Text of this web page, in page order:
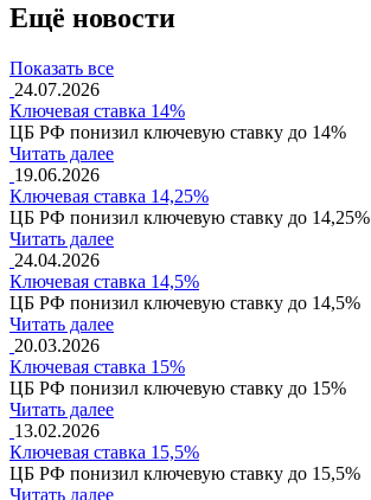
Ещё новости
Показать все
24.07.2026
Ключевая ставка 14%
ЦБ РФ понизил ключевую ставку до 14%
Читать далее
19.06.2026
Ключевая ставка 14,25%
ЦБ РФ понизил ключевую ставку до 14,25%
Читать далее
24.04.2026
Ключевая ставка 14,5%
ЦБ РФ понизил ключевую ставку до 14,5%
Читать далее
20.03.2026
Ключевая ставка 15%
ЦБ РФ понизил ключевую ставку до 15%
Читать далее
13.02.2026
Ключевая ставка 15,5%
ЦБ РФ понизил ключевую ставку до 15,5%
Читать далее